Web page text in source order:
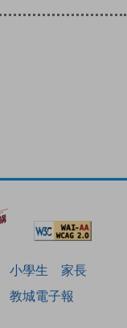
小學生
家長
教城電子報